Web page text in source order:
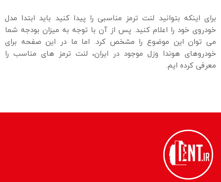
برای اینکه بتوانید لنت ترمز مناسبی را پیدا کنید باید ابتدا مدل
خودروی خود را اعلام کنید. پس از آن با توجه به میزان بودجه شما
می توان این موضوع را مشخص کرد. اما ما در این صفحه برای
خودروهای هوندا وزل موجود در ایران، لنت ترمز های مناسب را
معرفی کرده ایم.